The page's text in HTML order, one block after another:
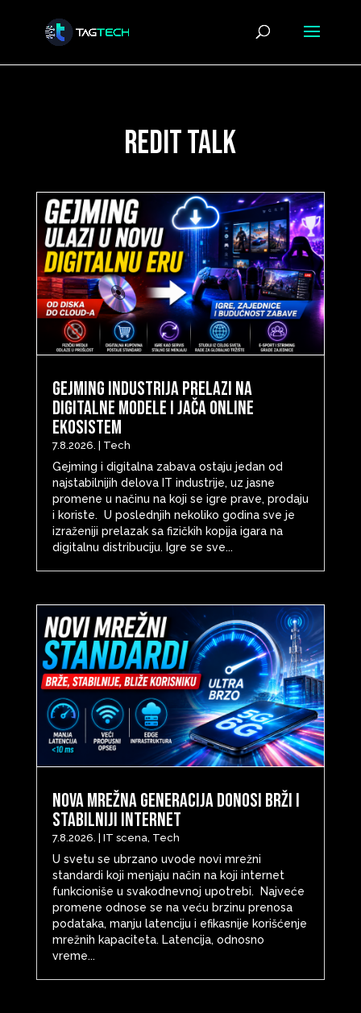
redit talk
Gejming industrija prelazi na
digitalne modele i jača online
ekosistem
7.8.2026. | Tech
Gejming i digitalna zabava ostaju jedan od
najstabilnijih delova IT industrije, uz jasne
promene u načinu na koji se igre prave, prodaju
i koriste. U poslednjih nekoliko godina sve je
izraženiji prelazak sa fizičkih kopija igara na
digitalnu distribuciju. Igre se sve...
Nova mrežna generacija donosi brži i
stabilniji internet
7.8.2026. IT scena, Tech
U svetu se ubrzano uvode novi mrežni
standardi koji menjaju način na koji internet
funkcioniše u svakodnevnoj upotrebi. Najveće
promene odnose se na veću brzinu prenosa
podataka, manju latenciju i efikasnije korišćenje
mrežnih kapaciteta. Latencija, odnosno
vreme...